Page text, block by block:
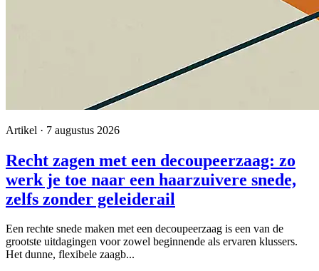
Artikel · 7 augustus 2026
Recht zagen met een decoupeerzaag: zo
werk je toe naar een haarzuivere snede,
zelfs zonder geleiderail
Een rechte snede maken met een decoupeerzaag is een van de
grootste uitdagingen voor zowel beginnende als ervaren klussers.
Het dunne, flexibele zaagb...